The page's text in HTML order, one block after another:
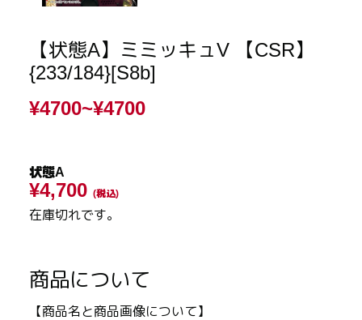
【状態A】ミミッキュV 【CSR】
{233/184}[S8b]
¥4700~¥4700
状態A
¥4,700 (税込)
在庫切れです。
商品について
【商品名と商品画像について】